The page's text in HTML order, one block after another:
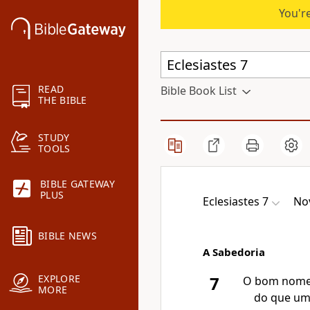
READ
THE BIBLE
STUDY
TOOLS
BIBLE GATEWAY
PLUS
BIBLE NEWS
EXPLORE
MORE
Bible Book List
Eclesiastes 7
A Sabedoria
7
O bom
do que